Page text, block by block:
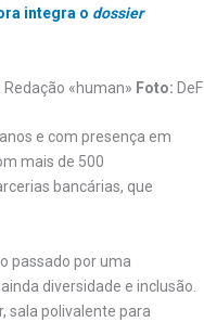
integra o dossier
Redação «human» Foto: DeF
e com presença em
mais de 500
bancárias, que
passado por uma
diversidade e inclusão.
sala polivalente para